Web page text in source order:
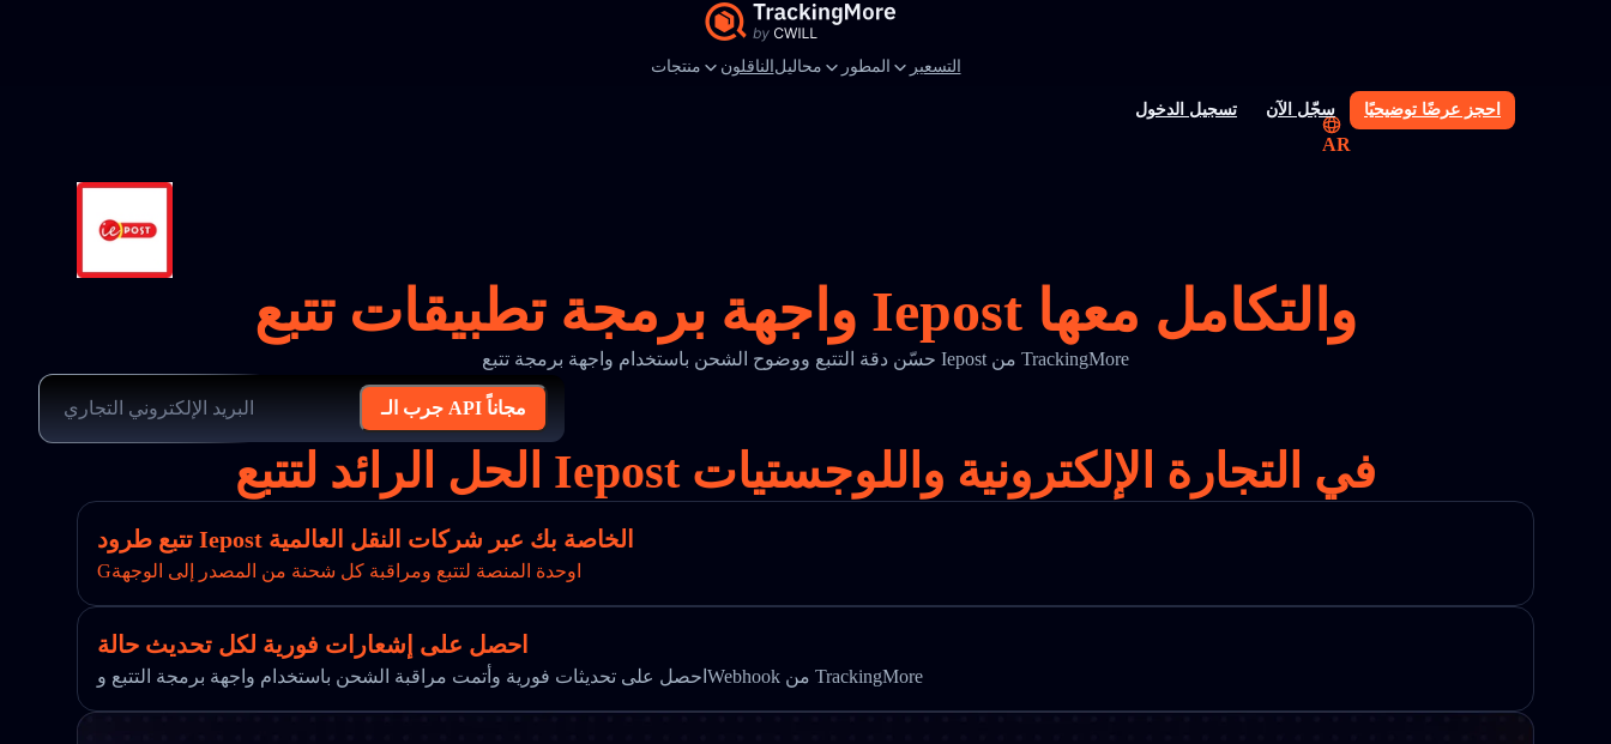
منتجات الناقلون محاليل المطور التسعير
تسجيل الدخول سجّل الآن احجز عرضًا توضيحيًا
AR
واجهة برمجة تطبيقات تتبع Iepost والتكامل معها
حسّن دقة التتبع ووضوح الشحن باستخدام واجهة برمجة تتبع Iepost من TrackingMore
جرب الـ API مجاناً
الحل الرائد لتتبع Iepost في التجارة الإلكترونية واللوجستيات
تتبع طرود Iepost الخاصة بك عبر شركات النقل العالمية
Gاوحدة المنصة لتتبع ومراقبة كل شحنة من المصدر إلى الوجهة
احصل على إشعارات فورية لكل تحديث حالة
احصل على تحديثات فورية وأتمت مراقبة الشحن باستخدام واجهة برمجة التتبع وWebhook من TrackingMore